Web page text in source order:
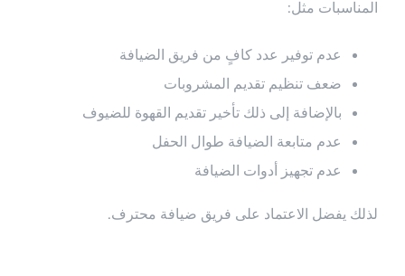
المناسبات مثل:
عدم توفير عدد كافٍ من فريق الضيافة
ضعف تنظيم تقديم المشروبات
بالإضافة إلى ذلك تأخير تقديم القهوة للضيوف
عدم متابعة الضيافة طوال الحفل
عدم تجهيز أدوات الضيافة
لذلك يفضل الاعتماد على فريق ضيافة محترف.